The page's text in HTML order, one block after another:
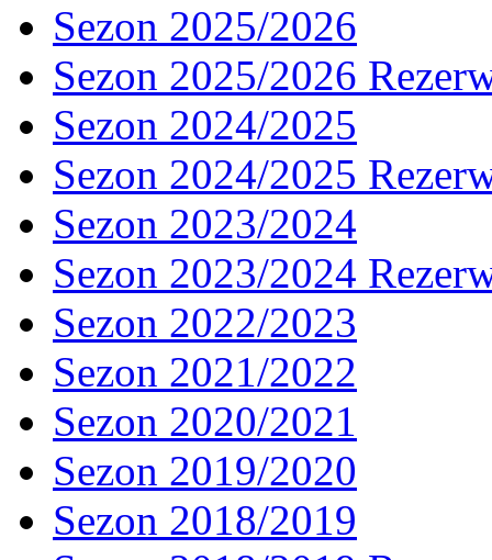
Sezon 2025/2026
Sezon 2025/2026
Sezon 2024/2025
Sezon 2024/2025
Sezon 2023/2024
Sezon 2023/2024
Sezon 2022/2023
Sezon 2021/2022
Sezon 2020/2021
Sezon 2019/2020
Sezon 2018/2019